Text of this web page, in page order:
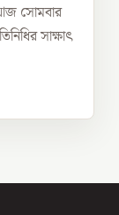
সোমবার
সাক্ষাৎ